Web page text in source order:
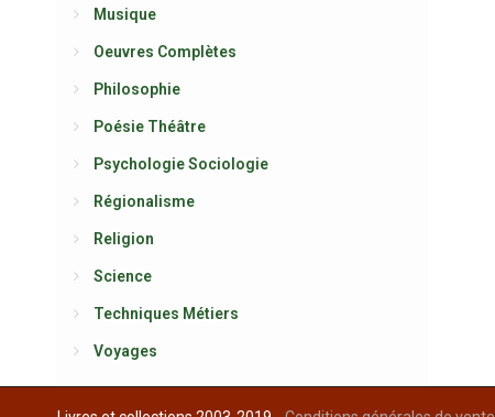
Musique
Oeuvres Complètes
Philosophie
Poésie Théâtre
Psychologie Sociologie
Régionalisme
Religion
Science
Techniques Métiers
Voyages